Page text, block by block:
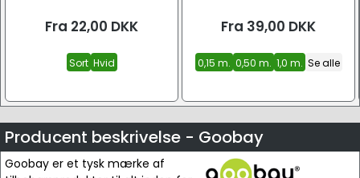
Fra 22,00 DKK
Sort Hvid
Fra 39,00 DKK
0,15 m. 0,50 m. 1,0 m. Se alle
Producent beskrivelse - Goobay
Goobay er et tysk mærke af